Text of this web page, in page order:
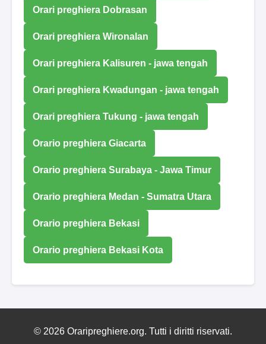
Orari preghiera Dobrasan
Orari preghiera Wironalan
Orari preghiera Kalisuren - jawa tengah
Orari preghiera Kwadungan - jawa tengah
Orari preghiera Tukung - jawa tengah
Orario preghiera Giacarta
Orario preghiera Surabaya - Jawa Timur
Orario preghiera Medan - Sumatra Utara
Orario preghiera Bekasi
Orario preghiera Bekasi Kota
© 2026 Oraripreghiere.org. Tutti i diritti riservati.